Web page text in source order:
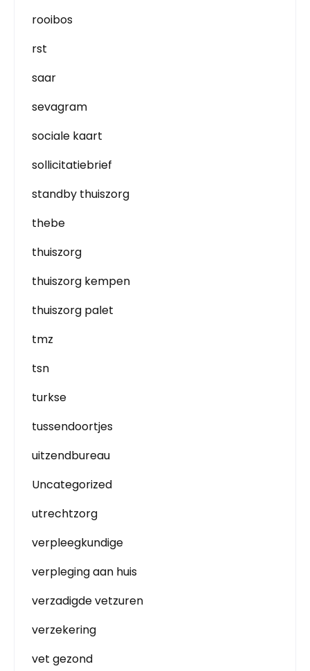
rooibos
rst
saar
sevagram
sociale kaart
sollicitatiebrief
standby thuiszorg
thebe
thuiszorg
thuiszorg kempen
thuiszorg palet
tmz
tsn
turkse
tussendoortjes
uitzendbureau
Uncategorized
utrechtzorg
verpleegkundige
verpleging aan huis
verzadigde vetzuren
verzekering
vet gezond